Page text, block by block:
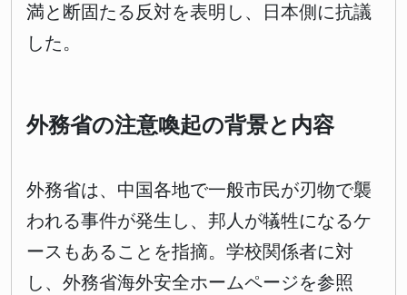
満と断固たる反対を表明し、日本側に抗議
した。
外務省の注意喚起の背景と内容
外務省は、中国各地で一般市民が刃物で襲
われる事件が発生し、邦人が犠牲になるケ
ースもあることを指摘。学校関係者に対
し、外務省海外安全ホームページを参照